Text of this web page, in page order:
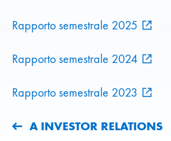
Rapporto semestrale 2025
Rapporto semestrale 2024
Rapporto semestrale 2023
A INVESTOR RELATIONS